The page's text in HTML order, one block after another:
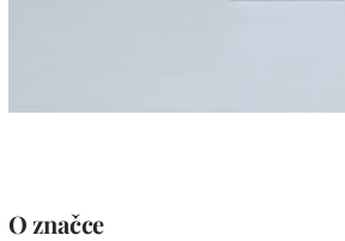
O značce